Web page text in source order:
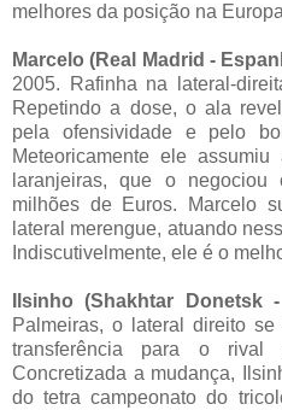
melhores da posição na
Marcelo (Real Madrid -
2005. Rafinha na lateral-
Repetindo a dose, o ala
pela ofensividade e pelo
Meteoricamente ele
laranjeiras, que o
milhões de Euros. Marcelo
lateral merengue, atuando
Indiscutivelmente, ele é o
Ilsinho (Shakhtar Donetsk
Palmeiras, o lateral direito
transferência para o
Concretizada a mudança,
do tetra campeonato do